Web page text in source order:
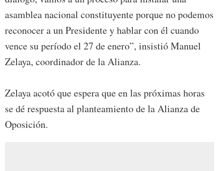
asamblea nacional constituyente porque no podemos
reconocer a un Presidente y hablar con él cuando
vence su período el 27 de enero”, insistió Manuel
Zelaya, coordinador de la Alianza.
Zelaya acotó que espera que en las próximas horas
se dé respuesta al planteamiento de la Alianza de
Oposición.